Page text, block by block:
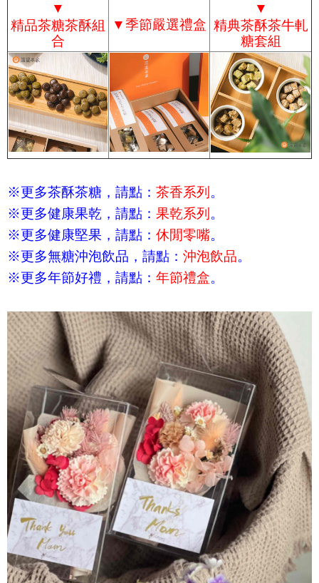
▼
精品茶糖茶酥組
合
▼季節嚴選禮盒
▼
精典茶酥茶牛軋
糖套組
※更多茶酥茶糖，請點： 茶香系列 。
※更多健康果乾，請點： 果乾系列 。
※更多健康堅果，請點： 休閒零嘴。
※更多無糖沖泡飲品，請點： 沖泡飲品。
※更多年節好禮，請點： 年節禮盒。